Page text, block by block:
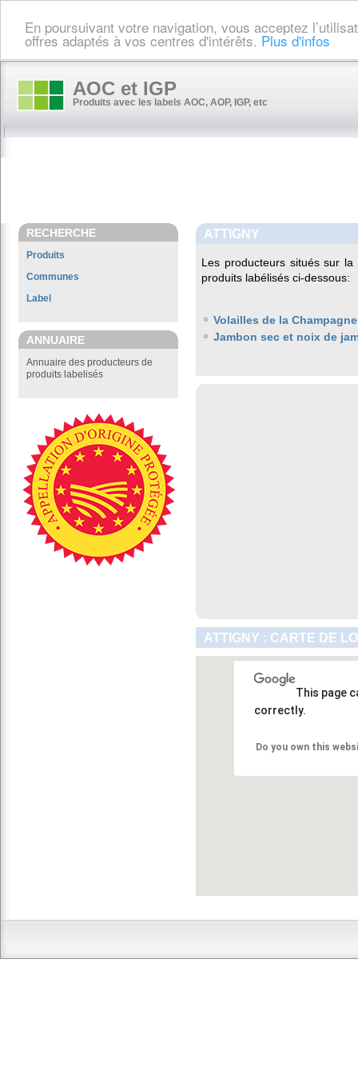
En poursuivant votre navigation, vous acceptez
offres adaptés à vos centres d'intérêts. Plus d'infos
AOC et IGP
Produits avec les labels AOC, AOP, IGP, etc
RECHERCHE
Produits
Communes
Label
ANNUAIRE
Annuaire des producteurs de
produits labelisés
ATTIGNY
Les producteurs situés sur
produits labélisés ci-dessous:
Volailles de la Champagne
Jambon sec et noix de
ATTIGNY : CARTE DE
This page
correctly.
Do you own this